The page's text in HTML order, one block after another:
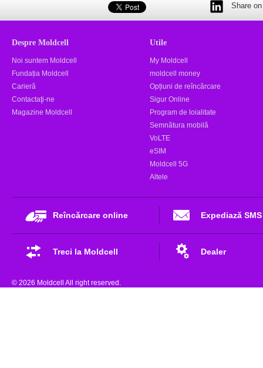
Share
Despre Moldcell
Noi suntem Moldcell
Fundația Moldcell
Carieră
Contactaţi-ne
Magazine Moldcell
Utile
My Moldcell
moldcell money
Opțiuni de reîncărcare
Sigur Online
Program de loialitate
Semnătura mobilă
VoLTE
eSIM
Moldcell 5G
Altele
Reîncărcare online Expediază SMS
Treci la Moldcell Dealer
© 2026 Moldcell All right reserved.